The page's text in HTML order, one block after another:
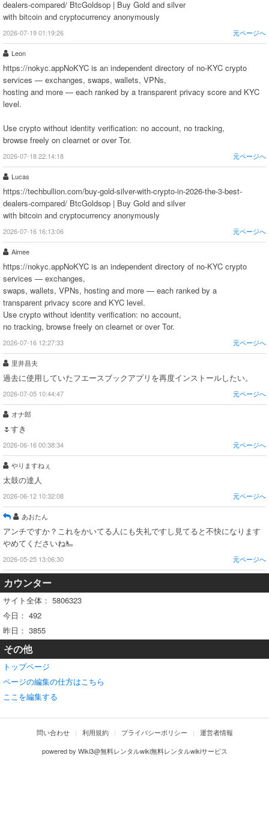
dealers-compared/ BtcGoldsop | Buy Gold and silver
with bitcoin and cryptocurrency anonymously
2026-07-19 01:19:26 元ページへ
Leon
https://nokyc.appNoKYC is an independent directory of no-KYC crypto
services — exchanges, swaps, wallets, VPNs,
hosting and more — each ranked by a transparent privacy score and KYC
level.
Use crypto without identity verification: no account, no tracking,
browse freely on clearnet or over Tor.
2026-07-18 22:14:18 元ページへ
Lucas
https://techbullion.com/buy-gold-silver-with-crypto-in-2026-the-3-best-
dealers-compared/ BtcGoldsop | Buy Gold and silver
with bitcoin and cryptocurrency anonymously
2026-07-16 16:13:06 元ページへ
Aimee
https://nokyc.appNoKYC is an independent directory of no-KYC crypto
services — exchanges,
swaps, wallets, VPNs, hosting and more — each ranked by a
transparent privacy score and KYC level.
Use crypto without identity verification: no account,
no tracking, browse freely on clearnet or over Tor.
2026-07-16 12:27:33 元ページへ
里井昌夫
過去に使用していたフエースブックアプリを再度インストールしたい。
2026-07-05 10:44:47 元ページへ
オナ郎
🌷すき
2026-06-16 00:38:34 元ページへ
やりますねぇ
太鼓の達人
2026-06-12 10:32:08 元ページへ
あおたん
アンチですか？これをかいてる人にも失礼ですし見てると不快になります
やめてくださいね🫷
2026-05-25 13:06:30 元ページへ
カウンター
サイト全体： 5806323
今日： 492
昨日： 3855
その他
トップページ
ページの編集の仕方はこちら
ここを編集する
問い合わせ 利用規約 プライバシーポリシー
運営者情報
powered by Wiki3@無料レンタルwiki無料レンタルwikiサービス